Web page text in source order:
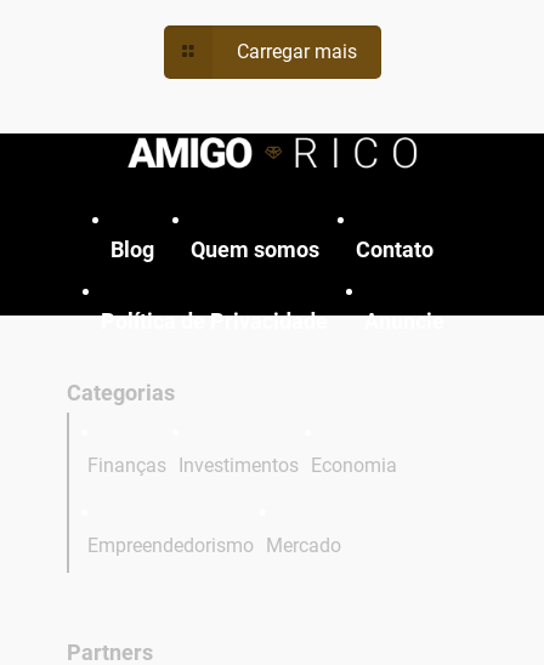
Carregar mais
Blog Quem somos Contato
Política de Privacidade Anuncie
Categorias
Finanças Investimentos Economia
Empreendedorismo Mercado
Partners